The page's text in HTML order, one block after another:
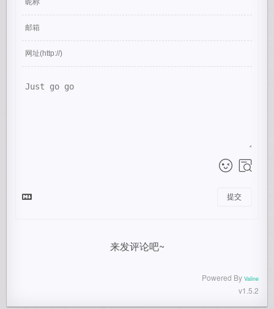
提交
来发评论吧~
Powered By Valine
v1.5.2